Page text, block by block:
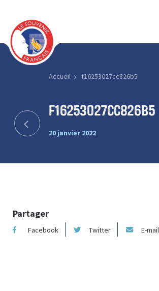
Accueil f16253027cc826b5
f16253027cc826b5
20 janvier 2022
Partager
Facebook Twitter E-mail